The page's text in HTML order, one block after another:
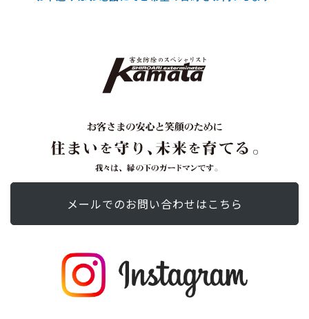
メールでのお問い合わせはこちら